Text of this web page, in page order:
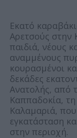
Εκατό
Αρετσούς στην
παιδιά, νέους
αναμμένους
κουρασμένοι
δεκάδες
Ανατολής, από
Καππαδοκία,
Καλαμαριά,
εγκατάσταση
στην περιοχή.